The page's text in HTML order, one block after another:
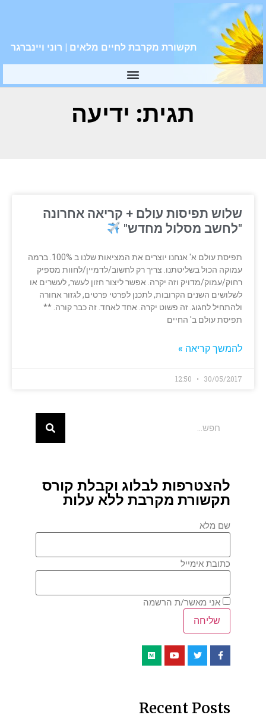
תקשורת מקרבת לחיים מלאים | רוני ויינברגר
תגית: ידיעה
שלוש תפיסות עולם + קריאה אחרונה
"לחשב מסלול מחדש"
תפיסת עולם א' אנחנו יוצרים את המציאות שלנו ב 100%. ברמה
עמוקה הכול בשליטתנו. צריך רק לחשוב/לדמיין/לחוות מספיק
רחוק/עמוק/מדויק וזה יקרה. אפשר ליצור חזון לעשר, לעשרים או
לשלושים השנים הקרובות, לתכנן לפרטי פרטים, לגזור אחורה
ולהתחיל לחגוג. זה פשוט יקרה. אחד לאחד. זה כבר קורה. **
תפיסת עולם ב' החיים
להמשך קריאה »
30/05/2017
להצטרפות לבלוג וקבלת קורס
תקשורת מקרבת ללא עלות
שם מלא
כתובת אימייל
אני מאשר/ת הרשמה
Recent Posts